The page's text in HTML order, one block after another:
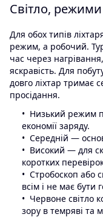
Світло, режими
Для обох типів
режим, а робочий.
час через
яскравість. Для
довго ліхтар тримає
просідання.
Низький режим
економії заряду.
Середній —
Високий — для
коротких
Стробоскоп або
всім і не має бути
Червоне світло
зору в темряві та